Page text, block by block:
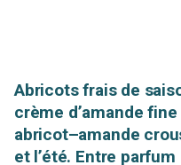
Abricots frais de
crème d’amande
abricot–amande
et l’été. Entre